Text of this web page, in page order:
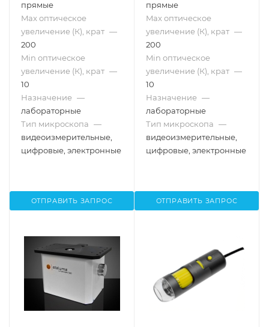
прямые
Max оптическое
увеличение (К), крат —
200
Min оптическое
увеличение (К), крат —
10
Назначение —
лабораторные
Тип микроскопа —
видеоизмерительные,
цифровые, электронные
ОТПРАВИТЬ ЗАПРОС
прямые
Max оптическое
увеличение (К), крат —
200
Min оптическое
увеличение (К), крат —
10
Назначение —
лабораторные
Тип микроскопа —
видеоизмерительные,
цифровые, электронные
ОТПРАВИТЬ ЗАПРОС